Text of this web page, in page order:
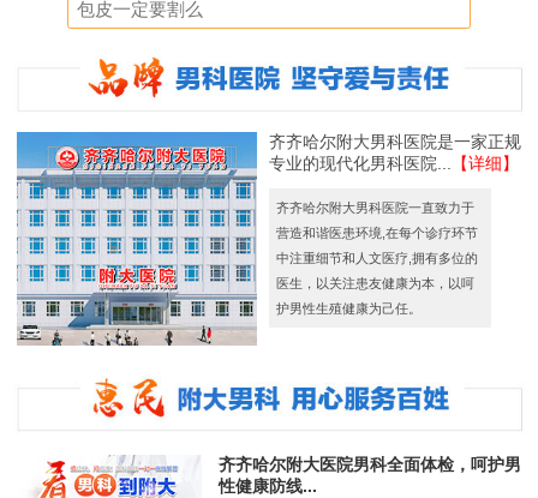
齐齐哈尔附大男科医院是一家正规
专业的现代化男科医院...
【详细】
齐齐哈尔附大男科医院一直致力于
营造和谐医患环境,在每个诊疗环节
中注重细节和人文医疗,拥有多位的
医生，以关注患友健康为本，以呵
护男性生殖健康为己任。
齐齐哈尔附大医院男科全面体检，呵护男
性健康防线...